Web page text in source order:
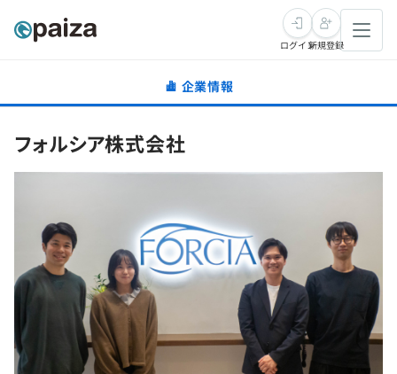
求人検索
転職成功ガイド
転職エージェント
未経験転職
インタビュー
転職成功ガイド
求人検索
本選考
インターン
新卒エージェント
講座一覧
スキルチェック
プログラミング言語
ゲーム・マンガ
メディア
ログイン新規登録
企業情報
フォルシア株式会社